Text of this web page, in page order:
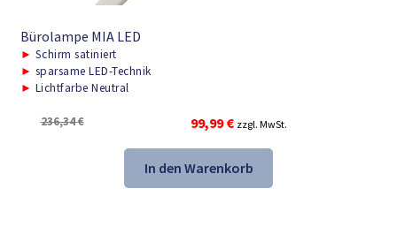
Bürolampe MIA LED
► Schirm satiniert
► sparsame LED-Technik
► Lichtfarbe Neutral
236,34€
Ursprünglicher
Preis
war:
236,34 €
99,99€Aktueller
Preis
ist:
99,99 €.
zzgl. MwSt.
In den Warenkorb